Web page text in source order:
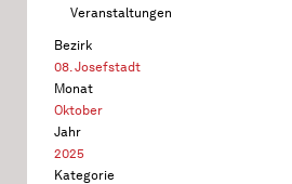
Veranstaltungen
Bezirk
08. Josefstadt
Monat
Oktober
Jahr
2025
Kategorie